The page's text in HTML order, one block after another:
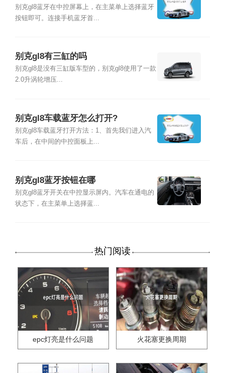
别克gl8蓝牙在中控屏幕上，在主菜单上选择蓝牙
按钮即可。连接手机蓝牙首...
别克gl8有三缸的吗
别克gl8是没有三缸版车型的，别克gl8使用了一款
2.0升涡轮增压...
别克gl8车载蓝牙怎么打开?
别克gl8车载蓝牙打开方法：1、首先我们进入汽
车后，在中间的中控面板上...
别克gl8蓝牙按钮在哪
别克gl8蓝牙开关在中控显示屏内。汽车在通电的
状态下，在主菜单上选择蓝...
热门阅读
epc灯亮是什么问题 火花塞更换周期